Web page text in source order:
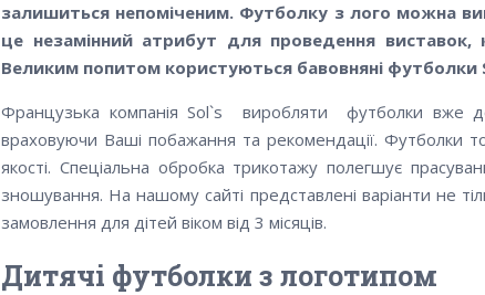
залишиться непоміченим. Футболку з лого можна
це незамінний атрибут для проведення виставок,
Великим попитом користуються бавовняні футболки
Французька компанія Sol`s виробляти футболки вже
враховуючи Ваші побажання та рекомендації. Футболки
якості. Спеціальна обробка трикотажу полегшує
зношування. На нашому сайті представлені варіанти не
замовлення для дітей віком від 3 місяців.
Дитячі футболки з логотипом